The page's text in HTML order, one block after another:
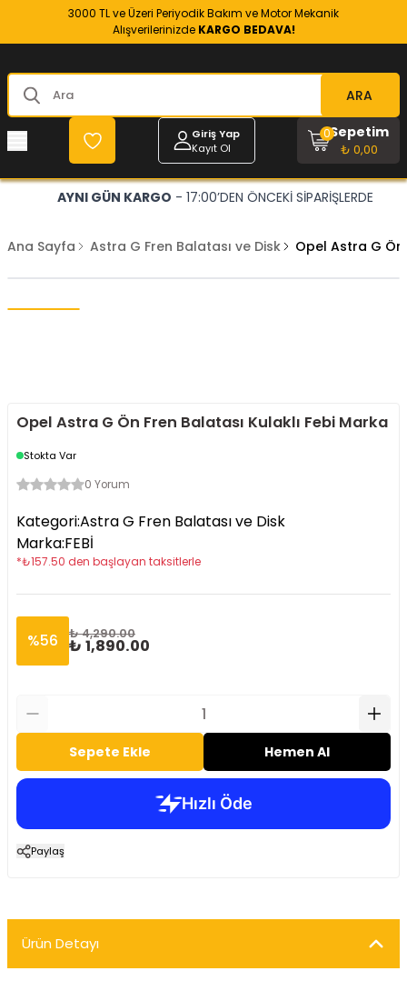
3000 TL ve Üzeri Periyodik Bakım ve Motor Mekanik
Alışverilerinizde KARGO BEDAVA!
ARA
Giriş Yap
Kayıt Ol
Sepetim
₺ 0,00
0
AYNI GÜN KARGO - 17:00’DEN ÖNCEKİ SİPARİŞLERDE
Ana Sayfa Astra G Fren Balatası ve Disk Opel Astra G Ön
Opel Astra G Ön Fren Balatası Kulaklı Febi Marka
Stokta Var
0 Yorum
Kategori:Astra G Fren Balatası ve Disk
Marka:FEBİ
*₺157.50 den başlayan taksitlerle
%56 ₺ 4,290.00
₺ 1,890.00
Sepete Ekle Hemen Al
Paylaş
Ürün Detayı